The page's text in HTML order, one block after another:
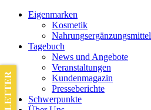
Eigenmarken
Kosmetik
Nahrungsergänzungsmittel
Tagebuch
News und Angebote
Veranstaltungen
Kundenmagazin
Presseberichte
Schwerpunkte